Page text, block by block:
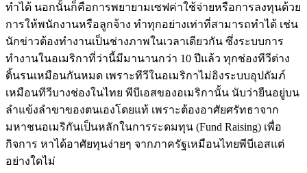
ทำได้ นอกนั้นก็คือการพยายามเซฟค่าใช้จ่ายหรือการลงทุนด้วย
การให้พนักงานหรือลูกจ้าง ทำทุกอย่างเท่าที่สามารถทำได้ เช่น
นักข่าวต้องทำงานเป็นช่างภาพในเวลาเดียวกัน ซึ่งระบบการ
ทำงานในอเมริกาที่ว่านี้มีมานานกว่า 10 ปีแล้ว ทุกช่องทีวีต่าง
ดิ้นรนเหมือนกันหมด เพราะทีวีในอเมริกาไม่อิงระบบอุปถัมภ์
เหมือนทีวีบางช่องในไทย พีบีเอสของอเมริกานั้น นับว่ายืนอยู่บน
ลำแข้งลำขาของตนเองโดยแท้ เพราะต้องอาศัยศรัทธาจาก
มหาชนอเมริกันเป็นหลักในการระดมทุน (Fund Raising) เพื่อ
กิจการ หาได้อาศัยทุนง่ายๆ จากภาครัฐเหมือนไทยพีบีเอสแต่
อย่างใดไม่